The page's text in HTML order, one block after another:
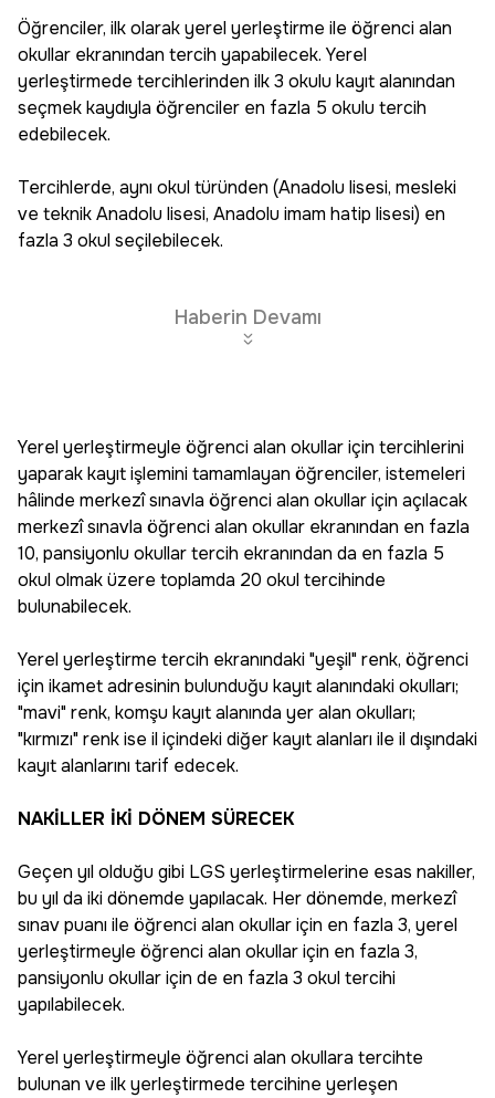
Öğrenciler, ilk olarak yerel yerleştirme ile öğrenci alan
okullar ekranından tercih yapabilecek. Yerel
yerleştirmede tercihlerinden ilk 3 okulu kayıt alanından
seçmek kaydıyla öğrenciler en fazla 5 okulu tercih
edebilecek.
Tercihlerde, aynı okul türünden (Anadolu lisesi, mesleki
ve teknik Anadolu lisesi, Anadolu imam hatip lisesi) en
fazla 3 okul seçilebilecek.
Haberin Devamı
Yerel yerleştirmeyle öğrenci alan okullar için tercihlerini
yaparak kayıt işlemini tamamlayan öğrenciler, istemeleri
hâlinde merkezî sınavla öğrenci alan okullar için açılacak
merkezî sınavla öğrenci alan okullar ekranından en fazla
10, pansiyonlu okullar tercih ekranından da en fazla 5
okul olmak üzere toplamda 20 okul tercihinde
bulunabilecek.
Yerel yerleştirme tercih ekranındaki "yeşil" renk, öğrenci
için ikamet adresinin bulunduğu kayıt alanındaki okulları;
"mavi" renk, komşu kayıt alanında yer alan okulları;
"kırmızı" renk ise il içindeki diğer kayıt alanları ile il dışındaki
kayıt alanlarını tarif edecek.
NAKİLLER İKİ DÖNEM SÜRECEK
Geçen yıl olduğu gibi LGS yerleştirmelerine esas nakiller,
bu yıl da iki dönemde yapılacak. Her dönemde, merkezî
sınav puanı ile öğrenci alan okullar için en fazla 3, yerel
yerleştirmeyle öğrenci alan okullar için en fazla 3,
pansiyonlu okullar için de en fazla 3 okul tercihi
yapılabilecek.
Yerel yerleştirmeyle öğrenci alan okullara tercihte
bulunan ve ilk yerleştirmede tercihine yerleşen